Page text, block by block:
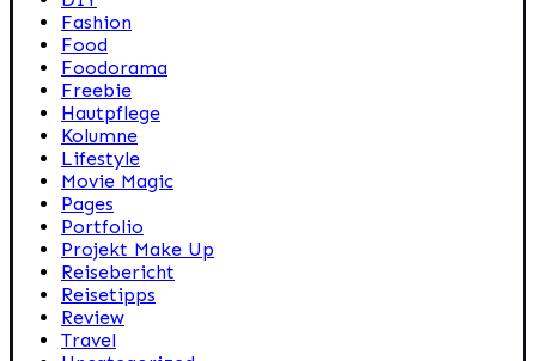
Fashion
Food
Foodorama
Freebie
Hautpflege
Kolumne
Lifestyle
Movie Magic
Pages
Portfolio
Projekt Make Up
Reisebericht
Reisetipps
Review
Travel